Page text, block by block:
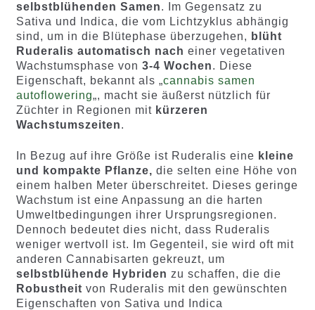
selbstblühenden Samen. Im Gegensatz zu
Sativa und Indica, die vom Lichtzyklus abhängig
sind, um in die Blütephase überzugehen, blüht
Ruderalis automatisch nach einer vegetativen
Wachstumsphase von 3-4 Wochen. Diese
Eigenschaft, bekannt als „cannabis samen
autoflowering„, macht sie äußerst nützlich für
Züchter in Regionen mit kürzeren
Wachstumszeiten.
In Bezug auf ihre Größe ist Ruderalis eine kleine
und kompakte Pflanze, die selten eine Höhe von
einem halben Meter überschreitet. Dieses geringe
Wachstum ist eine Anpassung an die harten
Umweltbedingungen ihrer Ursprungsregionen.
Dennoch bedeutet dies nicht, dass Ruderalis
weniger wertvoll ist. Im Gegenteil, sie wird oft mit
anderen Cannabisarten gekreuzt, um
selbstblühende Hybriden zu schaffen, die die
Robustheit von Ruderalis mit den gewünschten
Eigenschaften von Sativa und Indica